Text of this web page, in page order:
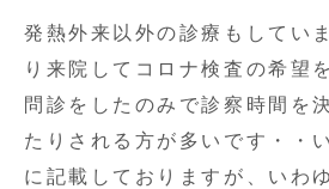
発熱外来以外の診療もしてい
り来院してコロナ検査の希望
問診をしたのみで診察時間を
たりされる方が多いです・・
に記載しておりますが、いわ